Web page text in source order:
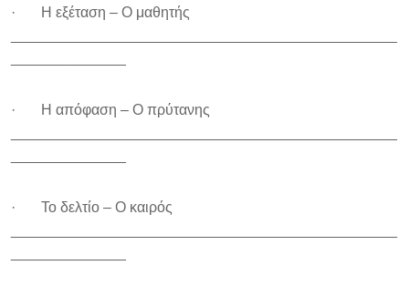
· Η εξέταση – Ο μαθητής
· Η απόφαση – Ο πρύτανης
· Το δελτίο – Ο καιρός